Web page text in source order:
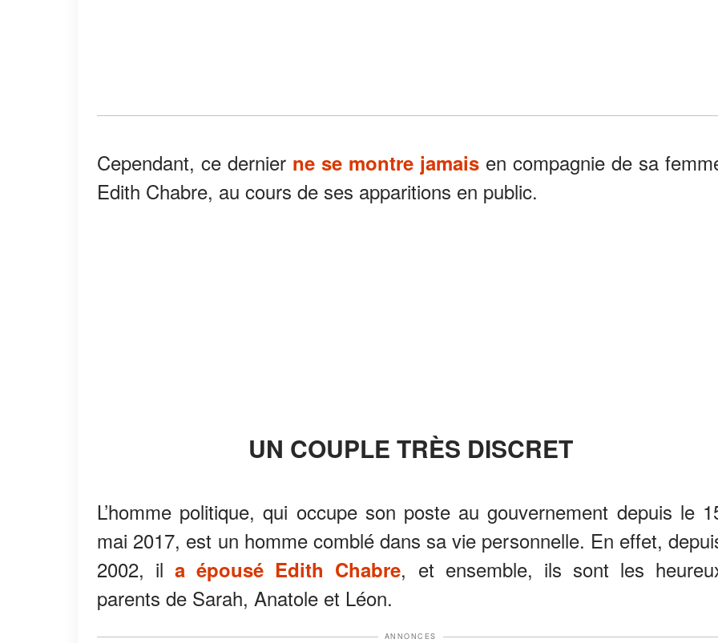
Cependant, ce dernier ne se montre jamais en compagnie de sa
Edith Chabre, au cours de ses apparitions en public.
UN COUPLE TRÈS DISCRET
L’homme politique, qui occupe son poste au gouvernement depuis le
mai 2017, est un homme comblé dans sa vie personnelle. En effet,
2002, ila épousé Edith Chabre, et ensemble, ils sont les
parents de Sarah, Anatole et Léon.
ANNONCES